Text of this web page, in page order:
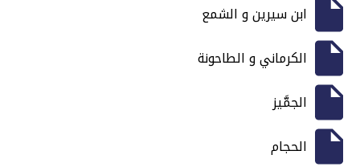
ابن سيرين و الشمع
الكرماني و الطاحونة
الجمَّيز
الحجام